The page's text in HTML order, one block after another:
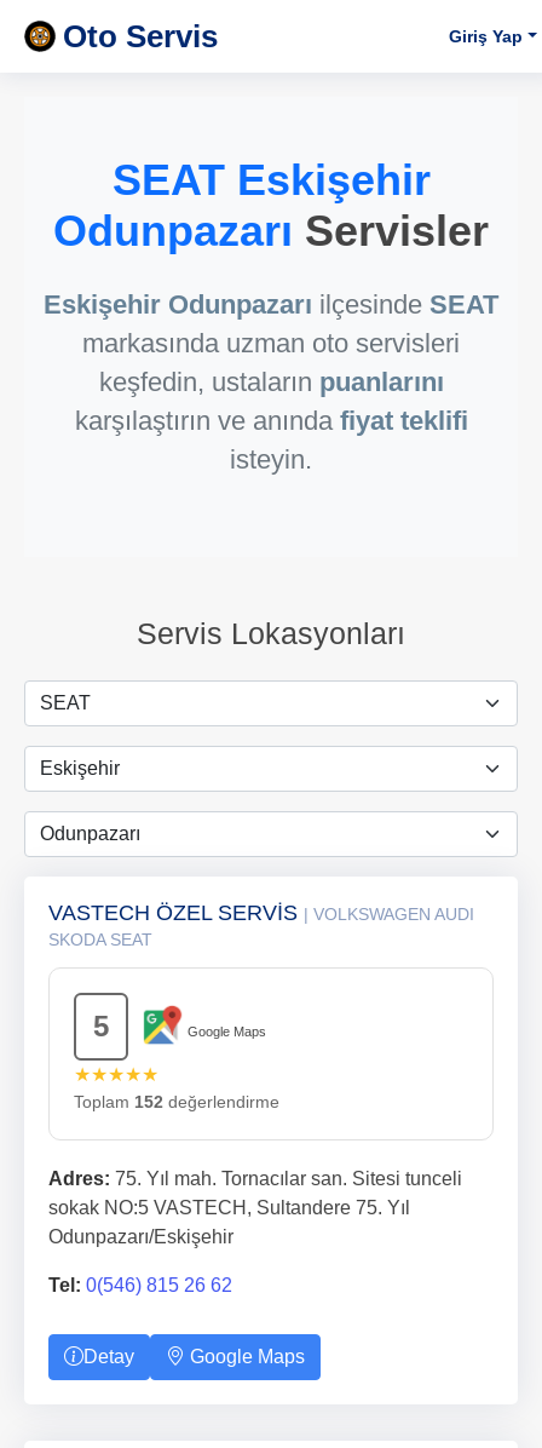
Oto Servis Giriş Yap
SEAT Eskişehir
Odunpazarı Servisler
Eskişehir Odunpazarı ilçesinde SEAT
markasında uzman oto servisleri
keşfedin, ustaların puanlarını
karşılaştırın ve anında fiyat teklifi
isteyin.
Servis Lokasyonları
VASTECH ÖZEL SERVİS | VOLKSWAGEN AUDI
SKODA SEAT
5 Google Maps
★★★★★
Toplam 152 değerlendirme
Adres: 75. Yıl mah. Tornacılar san. Sitesi tunceli
sokak NO:5 VASTECH, Sultandere 75. Yıl
Odunpazarı/Eskişehir
Tel: 0(546) 815 26 62
Detay Google Maps